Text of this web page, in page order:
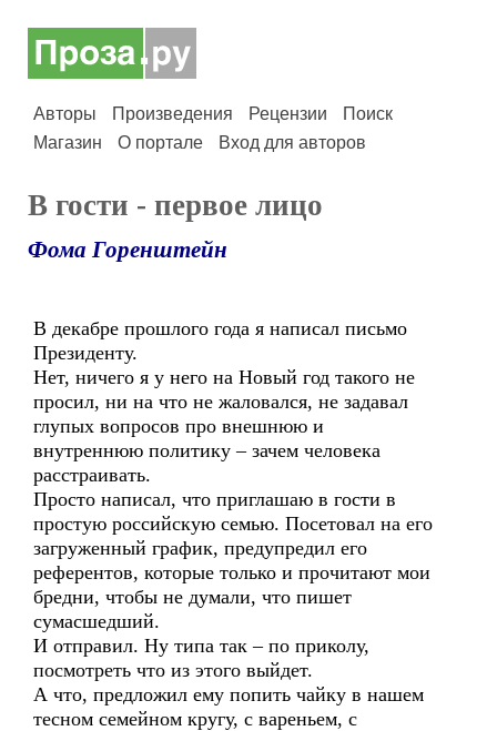
Авторы Произведения Рецензии
Поиск
Магазин
О портале Вход для авторов
В гости - первое лицо
Фома Горенштейн
В декабре прошлого года я написал письмо
Президенту.
Нет, ничего я у него на Новый год такого не
просил, ни на что не жаловался, не задавал
глупых вопросов про внешнюю и
внутреннюю политику – зачем человека
расстраивать.
Просто написал, что приглашаю в гости в
простую российскую семью. Посетовал на его
загруженный график, предупредил его
референтов, которые только и прочитают мои
бредни, чтобы не думали, что пишет
сумасшедший.
И отправил. Ну типа так – по приколу,
посмотреть что из этого выйдет.
А что, предложил ему попить чайку в нашем
тесном семейном кругу, с вареньем, с